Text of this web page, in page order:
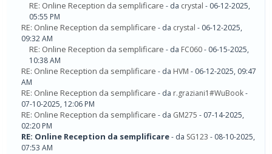
RE: Online Reception da semplificare - da crystal - 06-12-2025,
05:55 PM
RE: Online Reception da semplificare - da crystal - 06-12-2025,
09:32 AM
RE: Online Reception da semplificare - da FC060- 06-15-2025,
10:38 AM
RE: Online Reception da semplificare - da HVM - 06-12-2025, 09:47
AM
RE: Online Reception da semplificare - da r.graziani1#WuBook-
07-10-2025, 12:06 PM
RE: Online Reception da semplificare - da GM275 - 07-14-2025,
02:20 PM
RE: Online Reception da semplificare- da SG123 - 08-10-2025,
07:53 AM